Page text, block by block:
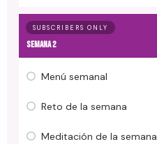
SUBSCRIBERS ONLY
Semana 2
Menú semanal
Reto de la semana
Meditación de la semana